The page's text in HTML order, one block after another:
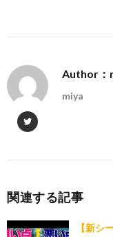
Author：
miya
関連する記事
【新シ